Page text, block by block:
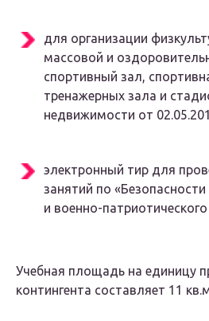
для организации
массовой и
спортивный зал,
тренажерных зала и
недвижимости от
электронный тир для
занятий по
и военно-
Учебная площадь на единицу
контингента составляет 11